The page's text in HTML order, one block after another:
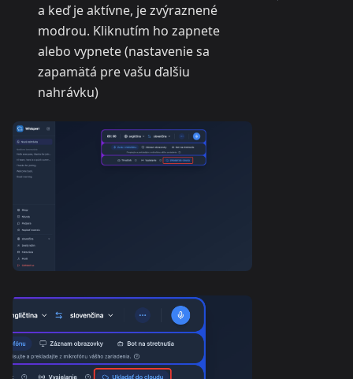
a keď je aktívne, je zvýraznené
modrou. Kliknutím ho zapnete
alebo vypnete (nastavenie sa
zapamätá pre vašu ďalšiu
nahrávku)